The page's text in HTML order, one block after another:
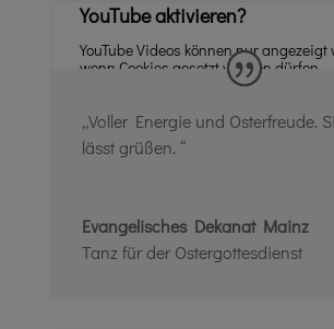
YouTube aktivieren?
YouTube Videos können nur angezeigt
wenn Cookies gesetzt werden dürfen.
Akzeptieren
„Voller Energie und Osterfreude.
lässt grüßen. “
Evangelisches Dekanat Mainz
Tanz für der Ostergottesdienst